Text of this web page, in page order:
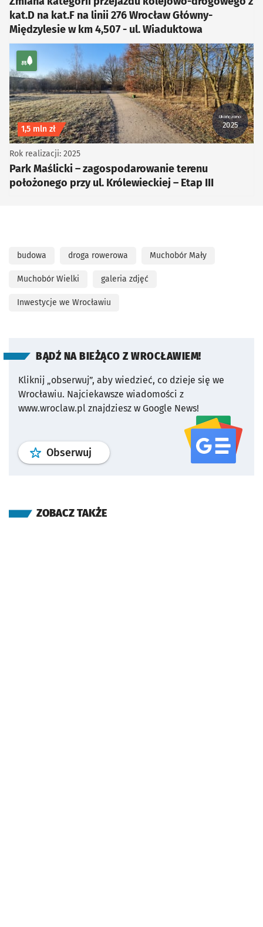
kat.D na kat.F na linii 276 Wrocław Główny-
Międzylesie w km 4,507 - ul. Wiaduktowa
kategoria Zieleń, Piesze, Rowerowe
Ukończono:
2025
Koszt inwestycji
1,5 mln zł
Park Maślicki – zagospodarowanie terenu
położonego przy ul. Królewieckiej – Etap III
Rok realizacji: 2025
budowa droga rowerowa Muchobór Mały
Muchobór Wielki galeria zdjęć
Inwestycje we Wrocławiu
BĄDŹ NA BIEŻĄCO Z WROCŁAWIEM!
Kliknij „obserwuj”, aby wiedzieć, co dzieje się we
Wrocławiu. Najciekawsze wiadomości z
www.wroclaw.pl znajdziesz w Google News!
Obserwuj profil serwisu
ZOBACZ TAKŻE